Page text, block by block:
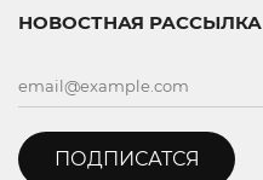
НОВОСТНАЯ РАССЫЛКА
ПОДПИСАТСЯ